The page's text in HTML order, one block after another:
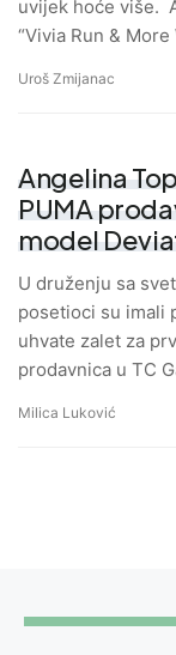
uvijek hoće više.
“Vivia Run &
Uroš Zmijanac
Angelina
PUMA
model
U druženju sa
posetioci su imali
uhvate zalet za
prodavnica u TC
Milica Luković